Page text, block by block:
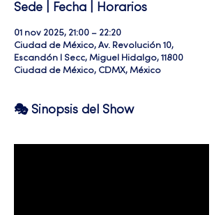
Sede | Fecha | Horarios
01 nov 2025, 21:00 – 22:20
Ciudad de México, Av. Revolución 10,
Escandón I Secc, Miguel Hidalgo, 11800
Ciudad de México, CDMX, México
🎭 Sinopsis del Show